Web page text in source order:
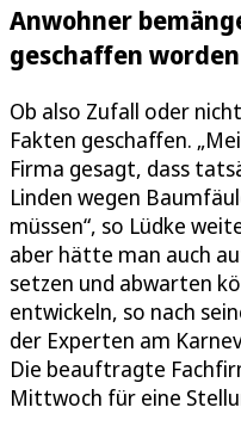
Anwohner
geschaffen
Ob also Zufall oder
Fakten geschaffen.
Firma gesagt, dass
Linden wegen
müssen“, so Lüdke
aber hätte man auch
setzen und abwarten
entwickeln, so nach
der Experten am
Die beauftragte
Mittwoch für eine